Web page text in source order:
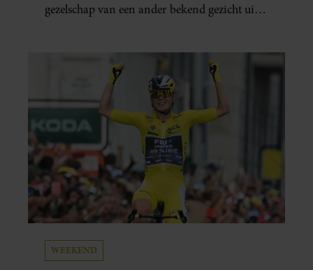
gezelschap van een ander bekend gezicht uit
WEEKEND